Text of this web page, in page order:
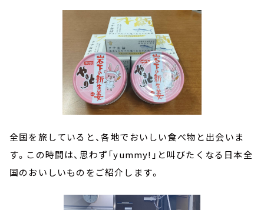
全国を旅していると、各地でおいしい食べ物と出会いま
す。この時間は、思わず「yummy!」と叫びたくなる日本全
国のおいしいものをご紹介します。